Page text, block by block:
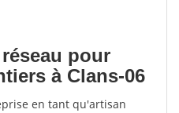
pour
à Clans-06
en tant qu'artisan